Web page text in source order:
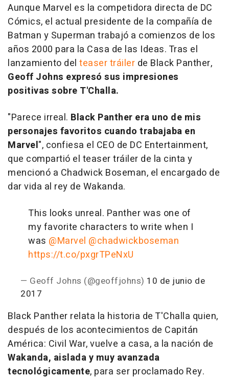
Aunque Marvel es la competidora directa de DC
Cómics, el actual presidente de la compañía de
Batman y Superman trabajó a comienzos de los
años 2000 para la Casa de las Ideas. Tras el
lanzamiento del teaser tráiler de Black Panther,
Geoff Johns expresó sus impresiones
positivas sobre T'Challa.
"Parece irreal. Black Panther era uno de mis
personajes favoritos cuando trabajaba en
Marvel", confiesa el CEO de DC Entertainment,
que compartió el teaser tráiler de la cinta y
mencionó a Chadwick Boseman, el encargado de
dar vida al rey de Wakanda.
This looks unreal. Panther was one of
my favorite characters to write when I
was @Marvel @chadwickboseman
https://t.co/pxgrTPeNxU
— Geoff Johns (@geoffjohns) 10 de junio de
2017
Black Panther relata la historia de T'Challa quien,
después de los acontecimientos de Capitán
América: Civil War, vuelve a casa, a la nación de
Wakanda, aislada y muy avanzada
tecnológicamente, para ser proclamado Rey.